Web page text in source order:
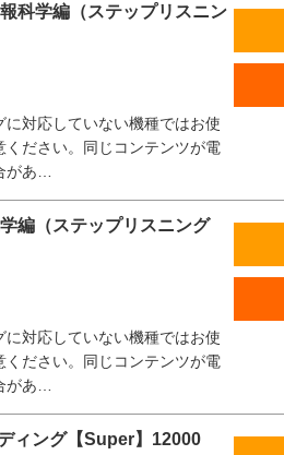
科学編（ステップリスニン
に対応していない機種ではお使
ださい。同じコンテンツが電
があ…
編（ステップリスニング
に対応していない機種ではお使
ださい。同じコンテンツが電
があ…
ィング【Super】12000